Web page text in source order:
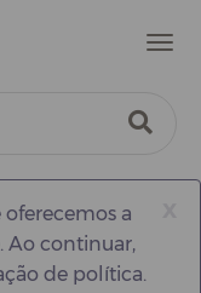
a
Ao continuar,
de política.